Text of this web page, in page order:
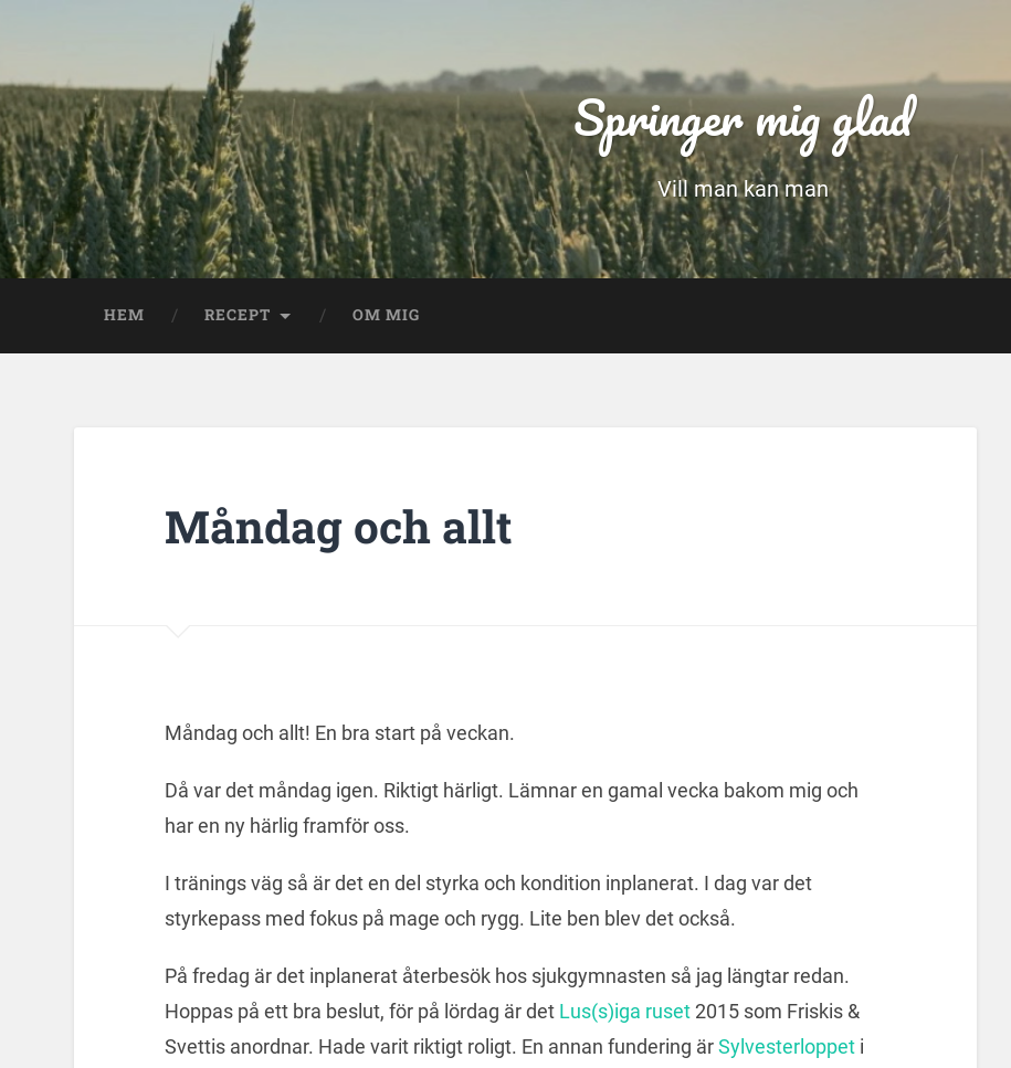
Springer mig glad
Vill man kan man
HEM RECEPT OM MIG
Måndag och allt
Måndag och allt! En bra start på veckan.
Då var det måndag igen. Riktigt härligt. Lämnar en gamal vecka bakom mig och
har en ny härlig framför oss.
I tränings väg så är det en del styrka och kondition inplanerat. I dag var det
styrkepass med fokus på mage och rygg. Lite ben blev det också.
På fredag är det inplanerat återbesök hos sjukgymnasten så jag längtar redan.
Hoppas på ett bra beslut, för på lördag är det Lus(s)iga ruset2015 som Friskis &
Svettis anordnar. Hade varit riktigt roligt. En annan fundering ärSylvesterloppeti